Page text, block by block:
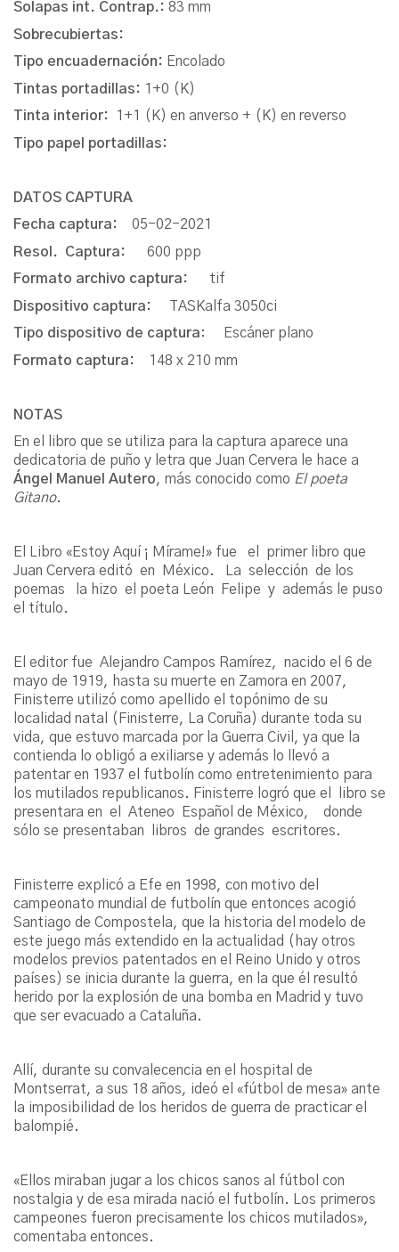
Solapas int. Contrap.: 83 mm
Sobrecubiertas:
Tipo encuadernación: Encolado
Tintas portadillas: 1+0 (K)
Tinta interior:
1+1 (K) en anverso + (K) en reverso
Tipo papel portadillas:
DATOS CAPTURA
Fecha captura: 05-02-2021
Resol. Captura: 600 ppp
Formato archivo captura: tif
Dispositivo captura:
TASKalfa 3050ci
Tipo dispositivo de captura: Escáner plano
Formato captura:
148 x 210 mm
NOTAS
En el libro que se utiliza para la captura aparece una
dedicatoria de puño y letra que Juan Cervera le hace a
Ángel Manuel Autero, más conocido como El poeta
Gitano.
El Libro «Estoy Aquí ¡ Mírame!» fue el primer libro que
Juan Cervera editó en México. La selección de los
poemas la hizo el poeta León Felipe y además le puso
el título.
El editor fue Alejandro Campos Ramírez, nacido el 6 de
mayo de 1919, hasta su muerte en Zamora en 2007,
Finisterre utilizó como apellido el topónimo de su
localidad natal (Finisterre, La Coruña) durante toda su
vida, que estuvo marcada por la Guerra Civil, ya que la
contienda lo obligó a exiliarse y además lo llevó a
patentar en 1937 el futbolín como entretenimiento para
los mutilados republicanos. Finisterre logró que el libro se
presentara en el Ateneo Español de México, donde
sólo se presentaban libros de grandes escritores.
Finisterre explicó a Efe en 1998, con motivo del
campeonato mundial de futbolín que entonces acogió
Santiago de Compostela, que la historia del modelo de
este juego más extendido en la actualidad (hay otros
modelos previos patentados en el Reino Unido y otros
países) se inicia durante la guerra, en la que él resultó
herido por la explosión de una bomba en Madrid y tuvo
que ser evacuado a Cataluña.
Allí, durante su convalecencia en el hospital de
Montserrat, a sus 18 años, ideó el «fútbol de mesa» ante
la imposibilidad de los heridos de guerra de practicar el
balompié.
«Ellos miraban jugar a los chicos sanos al fútbol con
nostalgia y de esa mirada nació el futbolín. Los primeros
campeones fueron precisamente los chicos mutilados»,
comentaba entonces.